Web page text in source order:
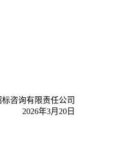
咨询有限责任公司
2026年3月20日